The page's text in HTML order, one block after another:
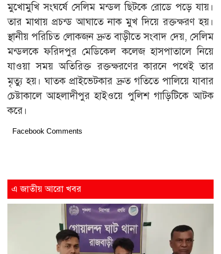
মুখোমুখি সংঘর্ষে সেলিম মন্ডল ছিটকে রোডে পড়ে যায়।
তার মাথায় প্রচন্ড আঘাতে নাক মুখ দিয়ে রক্তক্ষরণ হয়।
স্থানীয় পরিচিত লোকজন দ্রুত বাড়ীতে সংবাদ দেয়, সেলিম
মন্ডলকে ফরিদপুর মেডিকেল কলেজ হাসপাতালে নিয়ে
যাওয়া সময় অতিরিক্ত রক্তক্ষরণের কারনে পথেই তার
মৃত্যু হয়। ঘাতক প্রাইভেটকার দ্রুত গতিতে পালিয়ে যাবার
চেষ্টাকালে আহলাদীপুর হাইওয়ে পুলিশ গাড়িটিকে আটক
করে।
Facebook Comments
এ জাতীয় আরো খবর